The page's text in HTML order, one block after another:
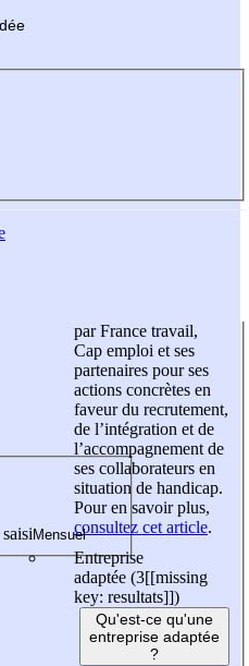
par France travail,
Cap emploi et ses
partenaires pour ses
actions concrètes en
faveur du recrutement,
de l’intégration et de
l’accompagnement de
ses collaborateurs en
situation de handicap.
Pour en savoir plus,
consultez cet article.
Entreprise
adaptée (3[[missing
key: resultats]])
Qu'est-ce qu'une
entreprise adaptée
?